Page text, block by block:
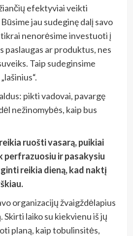
efektyviai veikti
jau sudeginę dalį savo
tikrai nenorėsime investuoti į
paslaugas ar produktus, nes
Taip sudeginsime
pikti vadovai, pavargę
nežinomybės, kaip bus
ruošti vasarą, puikiai
perfrazuosiu ir pasakysiu
reikia dieną, kad naktį
organizacijų žvaigždėlapius
Skirti laiko su kiekvienu iš jų
planą, kaip tobulinsitės,